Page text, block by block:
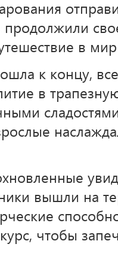
продолжили
в
к концу,
в
вышли на
чтобы